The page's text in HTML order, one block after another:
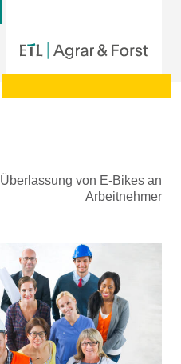
Überlassung von E-Bikes an
Arbeitnehmer